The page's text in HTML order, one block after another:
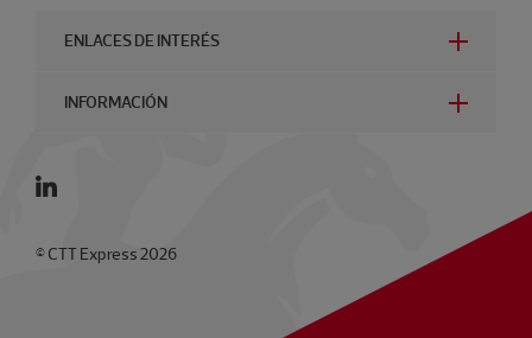
ENLACES DE INTERÉS
INFORMACIÓN
© CTT Express 2026